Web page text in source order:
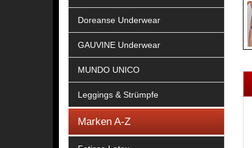
Doreanse Underwear
GAUVINE Underwear
MUNDO UNICO
Leggings & Strümpfe
Marken A-Z